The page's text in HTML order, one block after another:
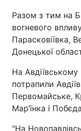
Разом з тим на
вогневого
Парасковіївка,
Донецької
На
потрапили
Первомайське,
Мар’їнка і
"На